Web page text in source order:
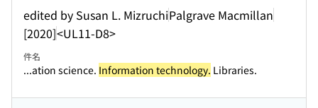
edited by Susan L. MizruchiPalgrave Macmillan
[2020]<UL11-D8>
件名
...ation science. Information technology. Libraries.